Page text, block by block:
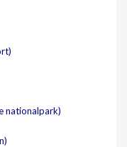
nationalpark)